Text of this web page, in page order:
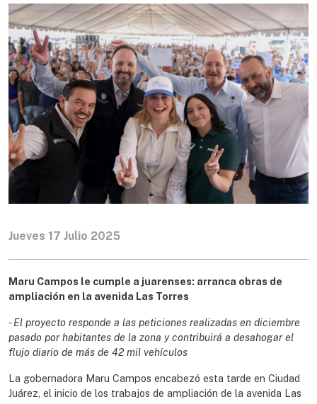
Jueves 17 Julio 2025
Maru Campos le cumple a juarenses: arranca obras de
ampliación en la avenida Las Torres
- El proyecto responde a las peticiones realizadas en diciembre
pasado por habitantes de la zona y contribuirá a desahogar el
flujo diario de más de 42 mil vehículos
La gobernadora Maru Campos encabezó esta tarde en Ciudad
Juárez, el inicio de los trabajos de ampliación de la avenida Las